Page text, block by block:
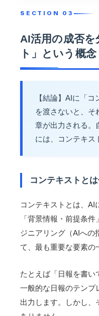
AI活用の成否
ト」という概念
【結論】AIに「コ
を渡さないと、そ
章が出力される。
には、コンテキス
コンテキストと
コンテキストとは、AI
「背景情報・前提条
ジニアリング（AIへの
て、最も重要な要素の
たとえば「日報を書い
一般的な日報のテンプ
出力します。しかし、